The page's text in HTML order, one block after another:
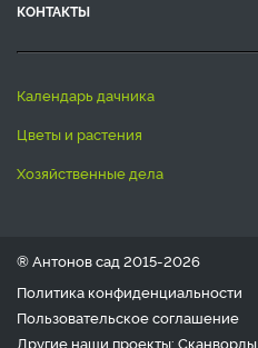
КОНТАКТЫ
календарь дачника
цветы и растения
хозяйственные дела
® Антонов сад 2015-2026
Политика конфиденциальности
Пользовательское соглашение
Другие наши проекты: Сканворды